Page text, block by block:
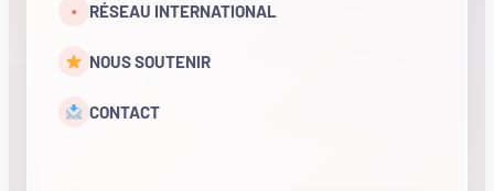
• RÉSEAU INTERNATIONAL
NOUS SOUTENIR
CONTACT